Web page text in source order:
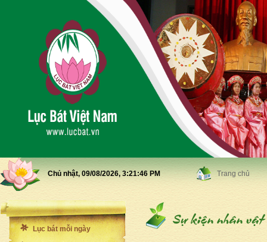
Chủ nhật, 09/08/2026, 3:21:48 PM Trang chủ
Lục bát mỗi ngày